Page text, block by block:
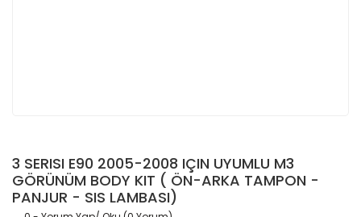
3 SERISI E90 2005-2008 IÇIN UYUMLU M3
GÖRÜNÜM BODY KIT ( ÖN-ARKA TAMPON -
PANJUR - SIS LAMBASI)